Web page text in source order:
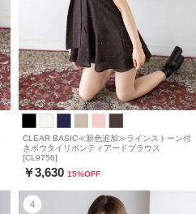
CLEAR BASIC≪新色追加≫ラインストーン付
きボウタイリボンティアードブラウス
[CL9756]
￥3,630 15%OFF